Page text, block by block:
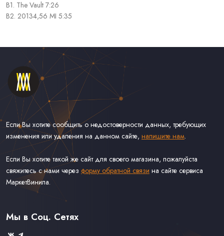
B1. The Vault 7:26
B2. 20134,56 MI 5:35
Если Вы хотите сообщить о недостоверности данных, требующих
изменения или удаления на данном сайте, напишите нам.
Если Вы хотите такой же сайт для своего магазина, пожалуйста
свяжитесь с нами через форму обратной связи на сайте сервиса
МаркетВинила.
Каталог Винила, CD и Кассет
Доставка и Оплата
Связаться С Нами
Мы в Соц. Сетях